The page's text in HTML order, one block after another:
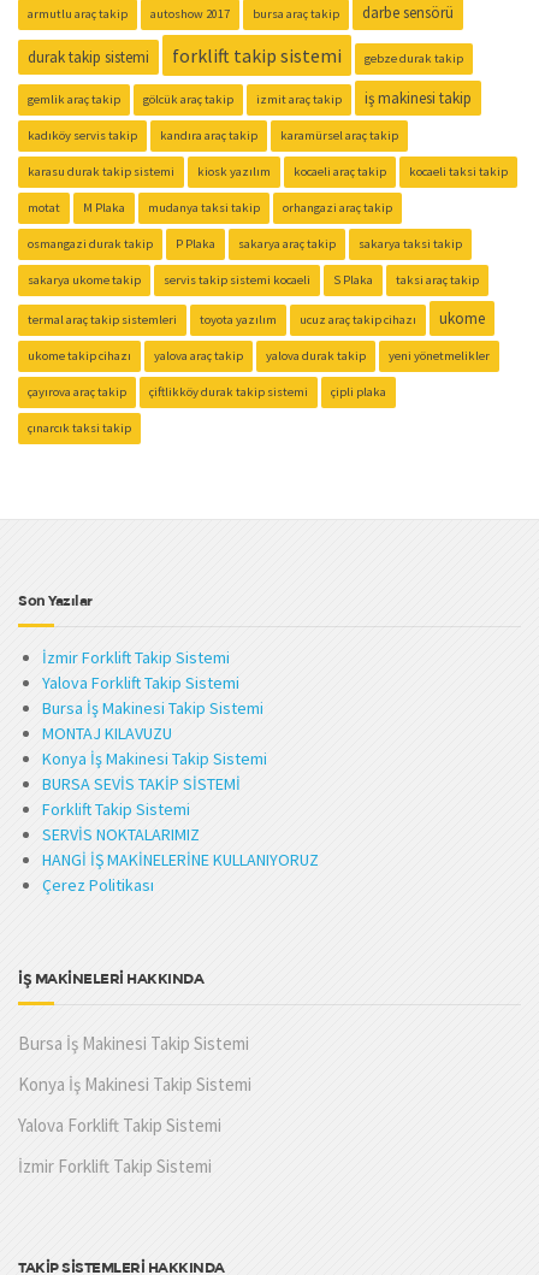
armutlu araç takip autoshow 2017 bursa araç takip darbe sensörü
durak takip sistemi forklift takip sistemi gebze durak takip
gemlik araç takip gölcük araç takip izmit araç takip iş makinesi takip
kadıköy servis takip kandıra araç takip karamürsel araç takip
karasu durak takip sistemi kiosk yazılım kocaeli araç takip kocaeli taksi takip
motat M Plaka mudanya taksi takip orhangazi araç takip
osmangazi durak takip P Plaka sakarya araç takip sakarya taksi takip
sakarya ukome takip servis takip sistemi kocaeli S Plaka taksi araç takip
termal araç takip sistemleri toyota yazılım ucuz araç takip cihazı ukome
ukome takip cihazı yalova araç takip yalova durak takip yeni yönetmelikler
çayırova araç takip çiftlikköy durak takip sistemi çipli plaka
çınarcık taksi takip
Son Yazılar
İzmir Forklift Takip Sistemi
Yalova Forklift Takip Sistemi
Bursa İş Makinesi Takip Sistemi
MONTAJ KILAVUZU
Konya İş Makinesi Takip Sistemi
BURSA SEVİS TAKİP SİSTEMİ
Forklift Takip Sistemi
SERVİS NOKTALARIMIZ
HANGİ İŞ MAKİNELERİNE KULLANIYORUZ
Çerez Politikası
İŞ MAKİNELERİ HAKKINDA
Bursa İş Makinesi Takip Sistemi
Konya İş Makinesi Takip Sistemi
Yalova Forklift Takip Sistemi
İzmir Forklift Takip Sistemi
TAKİP SİSTEMLERİ HAKKINDA